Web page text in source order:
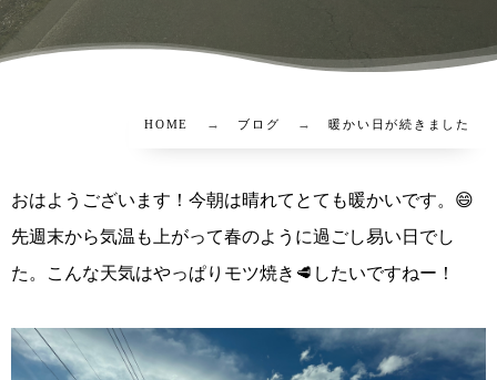
HOME ブログ 暖かい日が続きました
おはようございます！今朝は晴れてとても暖かいです。😄
先週末から気温も上がって春のように過ごし易い日でし
た。こんな天気はやっぱりモツ焼き🥩したいですねー！